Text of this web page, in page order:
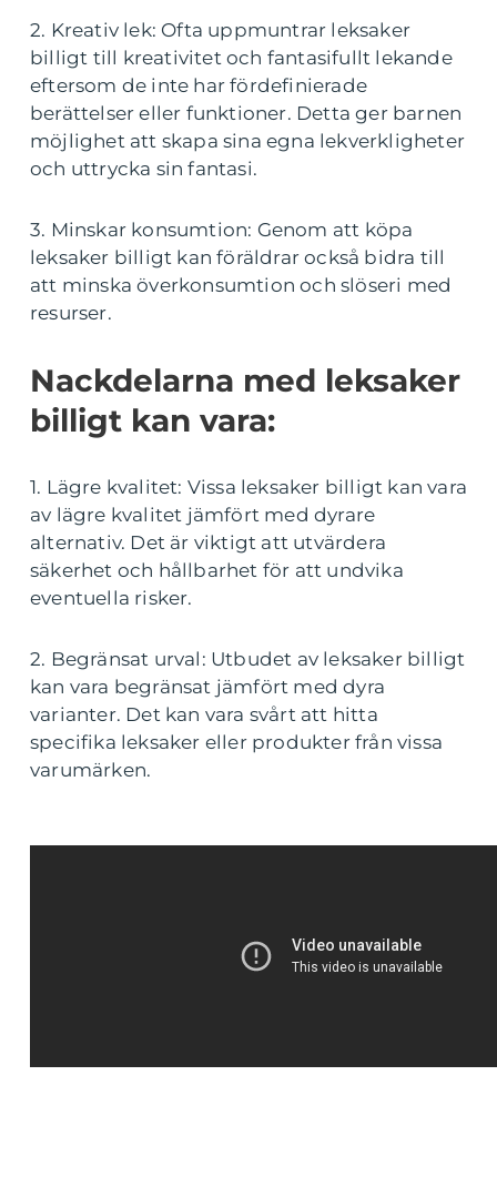
2. Kreativ lek: Ofta uppmuntrar leksaker
billigt till kreativitet och fantasifullt lekande
eftersom de inte har fördefinierade
berättelser eller funktioner. Detta ger barnen
möjlighet att skapa sina egna lekverkligheter
och uttrycka sin fantasi.
3. Minskar konsumtion: Genom att köpa
leksaker billigt kan föräldrar också bidra till
att minska överkonsumtion och slöseri med
resurser.
Nackdelarna med leksaker
billigt kan vara:
1. Lägre kvalitet: Vissa leksaker billigt kan vara
av lägre kvalitet jämfört med dyrare
alternativ. Det är viktigt att utvärdera
säkerhet och hållbarhet för att undvika
eventuella risker.
2. Begränsat urval: Utbudet av leksaker billigt
kan vara begränsat jämfört med dyra
varianter. Det kan vara svårt att hitta
specifika leksaker eller produkter från vissa
varumärken.